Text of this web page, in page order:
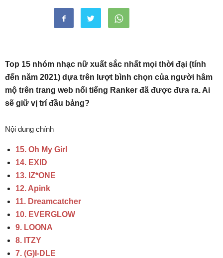
Top 15 nhóm nhạc nữ xuất sắc nhất mọi thời đại (tính
đến năm 2021) dựa trên lượt bình chọn của người hâm
mộ trên trang web nổi tiếng Ranker đã được đưa ra. Ai
sẽ giữ vị trí đầu bảng?
Nội dung chính
15. Oh My Girl
14. EXID
13. IZ*ONE
12. Apink
11. Dreamcatcher
10. EVERGLOW
9. LOONA
8. ITZY
7. (G)I-DLE